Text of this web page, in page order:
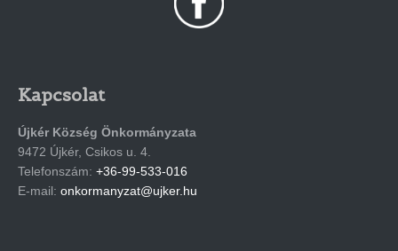
Kapcsolat
Újkér Község Önkormányzata
9472 Újkér, Csikos u. 4.
Telefonszám: +36-99-533-016
E-mail: onkormanyzat@ujker.hu